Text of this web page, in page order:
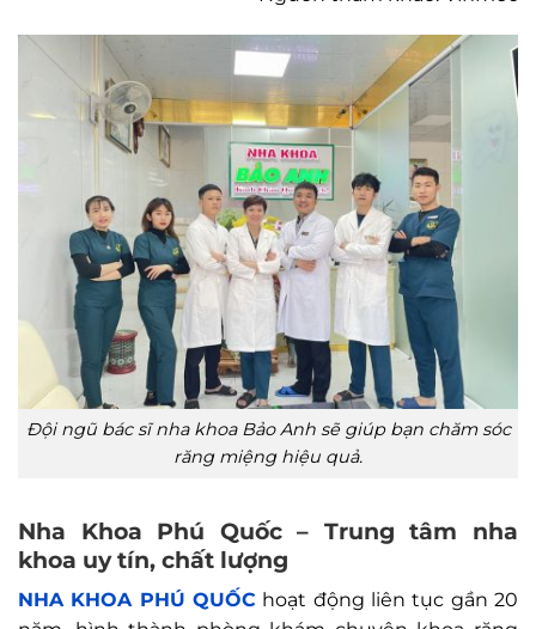
Đội ngũ bác sĩ nha khoa Bảo Anh sẽ giúp bạn chăm sóc
răng miệng hiệu quả.
Nha Khoa Phú Quốc – Trung tâm nha
khoa uy tín, chất lượng
NHA KHOA PHÚ QUỐC hoạt động liên tục gần 20